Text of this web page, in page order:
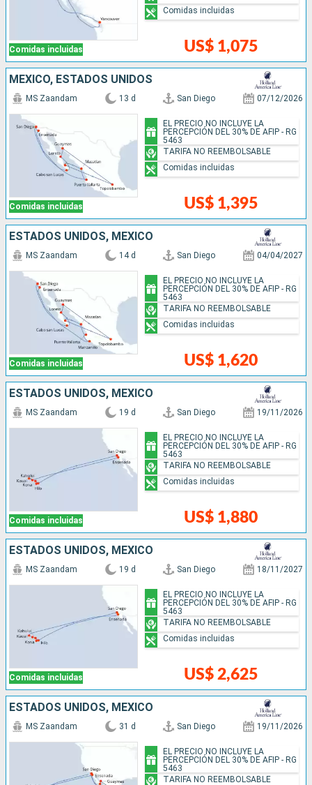
Comidas incluidas US$ 1,075
Comidas incluidas
MÉXICO, ESTADOS UNIDOS
Comidas incluidas
MS Zaandam 13 d San Diego 07/12/2026
US$ 1,395
EL PRECIO NO INCLUYE LA
PERCEPCIÓN DEL 30% DE AFIP - RG
5463
TARIFA NO REEMBOLSABLE
Comidas incluidas
ESTADOS UNIDOS, MÉXICO
Comidas incluidas
MS Zaandam 14 d San Diego 04/04/2027
US$ 1,620
EL PRECIO NO INCLUYE LA
PERCEPCIÓN DEL 30% DE AFIP - RG
5463
TARIFA NO REEMBOLSABLE
Comidas incluidas
ESTADOS UNIDOS, MÉXICO
Comidas incluidas
MS Zaandam 19 d San Diego 19/11/2026
US$ 1,880
EL PRECIO NO INCLUYE LA
PERCEPCIÓN DEL 30% DE AFIP - RG
5463
TARIFA NO REEMBOLSABLE
Comidas incluidas
ESTADOS UNIDOS, MÉXICO
Comidas incluidas
MS Zaandam 19 d San Diego 18/11/2027
US$ 2,625
EL PRECIO NO INCLUYE LA
PERCEPCIÓN DEL 30% DE AFIP - RG
5463
TARIFA NO REEMBOLSABLE
Comidas incluidas
ESTADOS UNIDOS, MÉXICO
MS Zaandam 31 d San Diego 19/11/2026
EL PRECIO NO INCLUYE LA
PERCEPCIÓN DEL 30% DE AFIP - RG
5463
TARIFA NO REEMBOLSABLE